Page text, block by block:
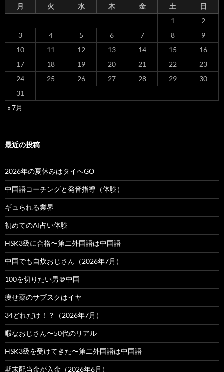
月 火 水 木 金 土
日
1
2
3
4 5 6 7 8
9
10
11 12 13 14 15
16
17
18 19 20 21 22
23
24
25 26 27 28 29
30
31
« 7月
最近の投稿
2026年の夏休みはタイへGO
中国語コーチングと発音指導（体験）
ギュられる業界
初めてのAI占い体験
HSK3級に合格〜第二外国語は中国語
中国でも自炊おじさん（2026年7月）
100を切りたい男＠中国
痩せ薬のサブスクはイヤ
34どれだけ！？（2026年7月）
暇なおじさん〜50代のリアル
HSK3級を受けてきた〜第二外国語は中国語
期末配当金が入金（2026年6月）